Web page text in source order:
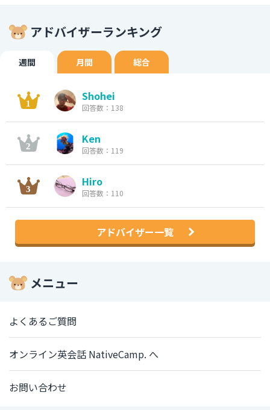
アドバイザーランキング
週間 月間 総合
Shohei
回答数：138
Ken
回答数：119
Hiro
回答数：110
アドバイザー一覧
メニュー
よくあるご質問
オンライン英会話 NativeCamp. へ
お問い合わせ